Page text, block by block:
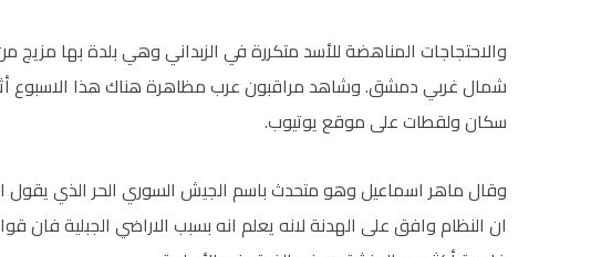
شمال غربي دمشق. وشاهد مراقبون عرب مظاهرة هناك هذا الاسبوع
سكان ولقطات على موقع يوتيوب.
وقال ماهر اسماعيل وهو متحدث باسم الجيش السوري الحر الذي يقول
ان النظام وافق على الهدنة لانه يعلم انه بسبب الاراضي الجبلية فان